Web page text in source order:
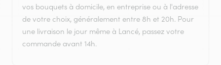
vos bouquets à domicile, en entreprise ou à l'adresse
de votre choix, généralement entre 8h et 20h. Pour
une livraison le jour même à Lancé, passez votre
commande avant 14h.